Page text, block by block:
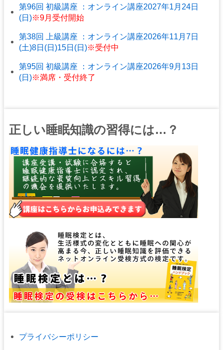
第96回 初級講座 ：オンライン講座2027年1月24日
(日)※9月受付開始
第38回 上級講座 ：オンライン講座2026年11月7日
(土)8日(日)15日(日)※受付中
第95回 初級講座 ：オンライン講座2026年9月13日
(日)※満席・受付終了
正しい睡眠知識の習得には…？
プライバシーポリシー